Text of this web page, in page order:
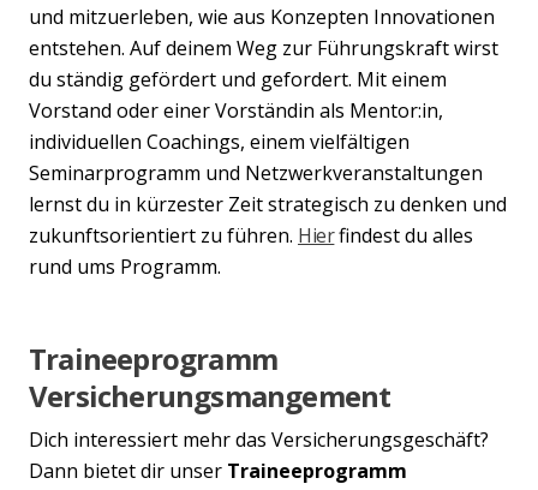
und mitzuerleben, wie aus Konzepten Innovationen
entstehen. Auf deinem Weg zur Führungskraft wirst
du ständig gefördert und gefordert. Mit einem
Vorstand oder einer Vorständin als Mentor:in,
individuellen Coachings, einem vielfältigen
Seminarprogramm und Netzwerkveranstaltungen
lernst du in kürzester Zeit strategisch zu denken und
zukunftsorientiert zu führen. Hierfindest du alles
rund ums Programm.
Traineeprogramm
Versicherungsmangement
Dich interessiert mehr das Versicherungsgeschäft?
Dann bietet dir unser Traineeprogramm